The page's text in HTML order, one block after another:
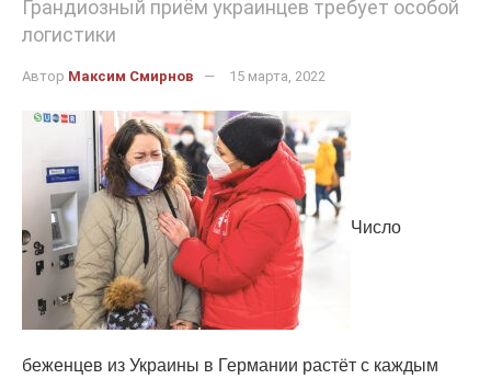
Грандиозный приём украинцев требует особой
логистики
Автор Максим Смирнов 15 марта, 2022
Число
беженцев из Украины в Германии растёт с каждым